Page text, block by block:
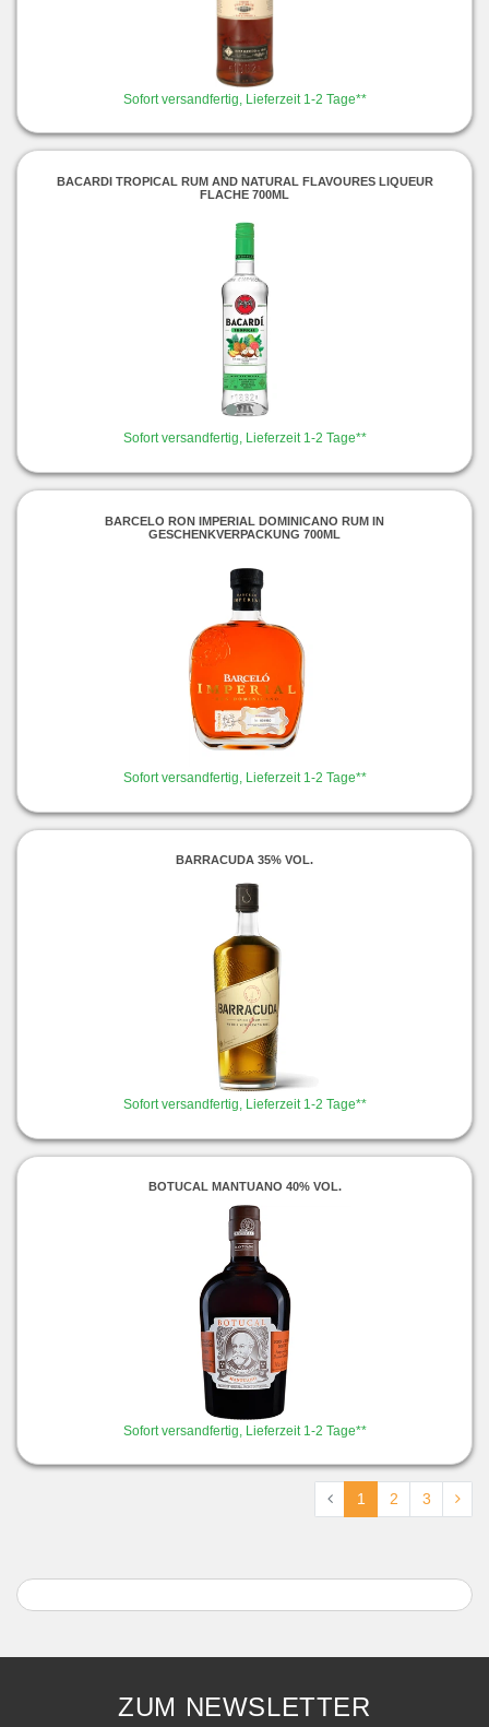
Sofort versandfertig, Lieferzeit 1-2 Tage**
BACARDI TROPICAL RUM AND NATURAL FLAVOURES LIQUEUR
FLACHE 700ML
Sofort versandfertig, Lieferzeit 1-2 Tage**
BARCELO RON IMPERIAL DOMINICANO RUM IN
GESCHENKVERPACKUNG 700ML
Sofort versandfertig, Lieferzeit 1-2 Tage**
BARRACUDA 35% VOL.
Sofort versandfertig, Lieferzeit 1-2 Tage**
BOTUCAL MANTUANO 40% VOL.
Sofort versandfertig, Lieferzeit 1-2 Tage**
1 2 3
ZUM NEWSLETTER